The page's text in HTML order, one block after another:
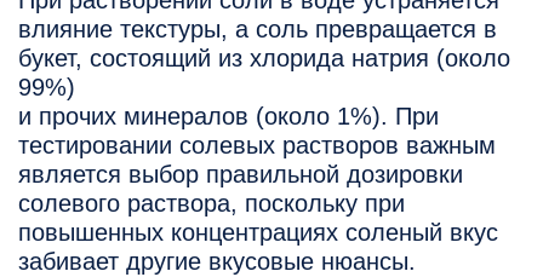
влияние текстуры, а соль превращается в
букет, состоящий из хлорида натрия (около
99%)
и прочих минералов (около 1%). При
тестировании солевых растворов важным
является выбор правильной дозировки
солевого раствора, поскольку при
повышенных концентрациях соленый вкус
забивает другие вкусовые нюансы.